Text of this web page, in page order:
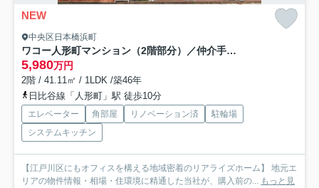
NEW
中央区日本橋浜町
ワコー人形町マンション（2階部分）／仲介手数料無料／新規フルリノベーション
5,980万円
2階 / 41.11㎡ / 1LDK /築46年
日比谷線「人形町」駅 徒歩10分
エレベーター 角部屋 リノベーション済
駐輪場
システムキッチン
【江戸川区にもオフィスを構える地域密着のリアライズホーム】 地元エ
リアの物件情報・相場・住環境に精通した当社が、購入前の... もっと見